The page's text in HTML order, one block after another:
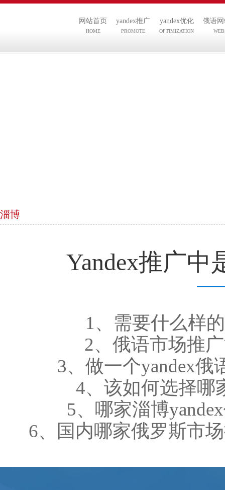
网站首页
HOME
yandex推广
PROMOTE
yandex优化
OPTIMIZATION
俄语
淄博
Yandex推广
1、需要什么样
2、俄语市场推
3、做一个yandex
4、该如何选择哪
5、哪家淄博
6、国内哪家俄罗斯市